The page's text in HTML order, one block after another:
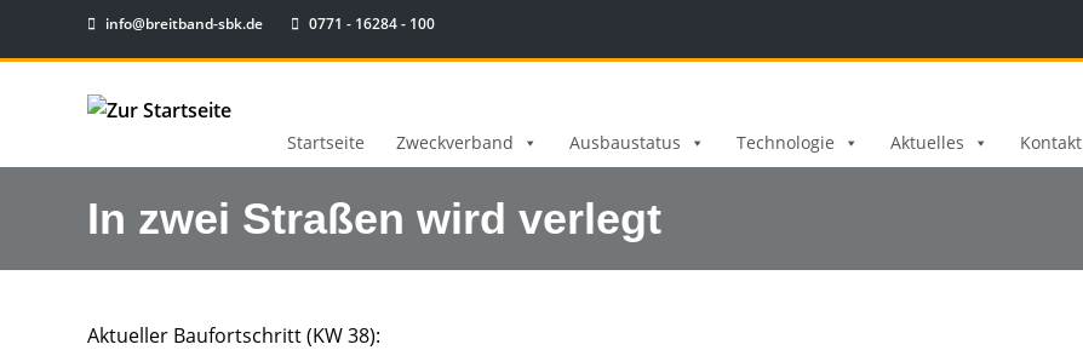
info@breitband-sbk.de 0771 - 16284 - 100
Startseite Zweckverband Ausbaustatus Technologie Aktuelles Kontakt
In zwei Straßen wird verlegt
Aktueller Baufortschritt (KW 38):